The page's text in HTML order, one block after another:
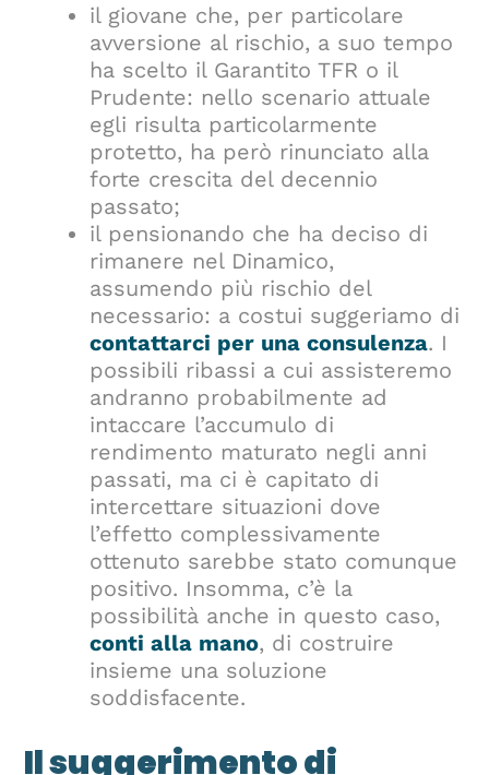
il giovane che, per particolare
avversione al rischio, a suo tempo
ha scelto il Garantito TFR o il
Prudente: nello scenario attuale
egli risulta particolarmente
protetto, ha però rinunciato alla
forte crescita del decennio
passato;
il pensionando che ha deciso di
rimanere nel Dinamico,
assumendo più rischio del
necessario: a costui suggeriamo di
contattarci per una consulenza. I
possibili ribassi a cui assisteremo
andranno probabilmente ad
intaccare l’accumulo di
rendimento maturato negli anni
passati, ma ci è capitato di
intercettare situazioni dove
l’effetto complessivamente
ottenuto sarebbe stato comunque
positivo. Insomma, c’è la
possibilità anche in questo caso,
conti alla mano, di costruire
insieme una soluzione
soddisfacente.
Il suggerimento di